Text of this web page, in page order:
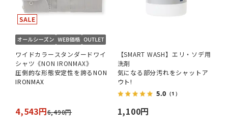
ワイドカラースタンダードワイ
シャツ《NON IRONMAX》
圧倒的な形態安定性を誇るNON
IRONMAX
4,543円6,490円
【SMART WASH】エリ・ソデ用
洗剤
気になる部分汚れをシャットア
ウト!
5.0 （1）
1,100円